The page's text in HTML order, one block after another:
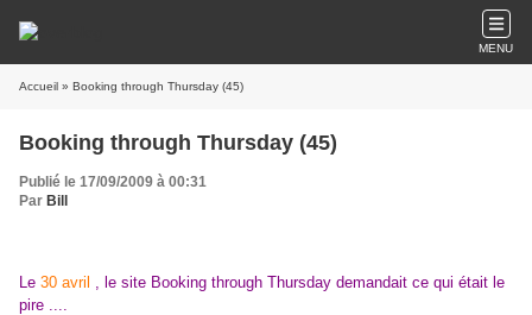
MENU
Accueil » Booking through Thursday (45)
Booking through Thursday (45)
Publié le 17/09/2009 à 00:31
Par Bill
Le 30 avril , le site Booking through Thursday demandait ce qui était le
pire ....